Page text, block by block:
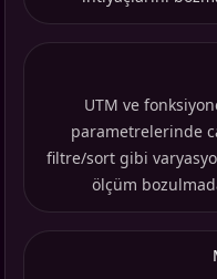
UTM ve
parametrelerinde
filtre/sort gibi
ölçüm